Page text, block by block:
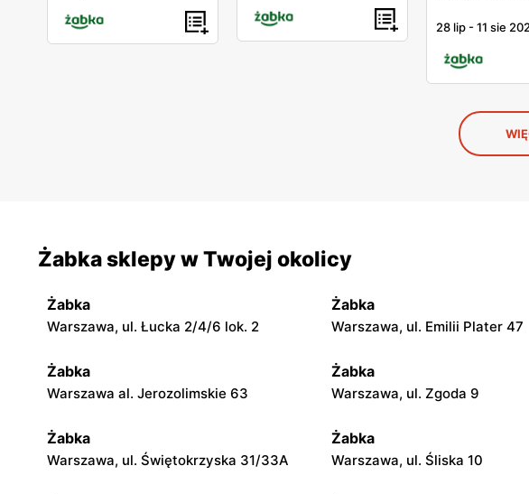
28 lip -11 sie
Żabka sklepy w Twojej okolicy
Żabka
Warszawa, ul. Łucka 2/4/6 lok. 2
Żabka
Warszawa, ul. Emilii Plater 47
Żabka
Warszawa al. Jerozolimskie 63
Żabka
Warszawa, ul. Zgoda 9
Żabka
Warszawa, ul. Świętokrzyska 31/33A
Żabka
Warszawa, ul. Śliska 10